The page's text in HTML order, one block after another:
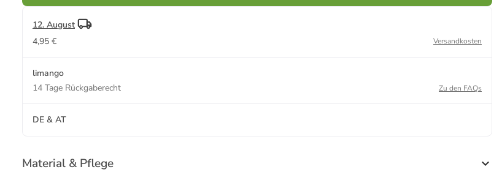
12. August
4,95 €
Versandkosten
limango
14 Tage Rückgaberecht
Zu den FAQs
DE & AT
Material & Pflege